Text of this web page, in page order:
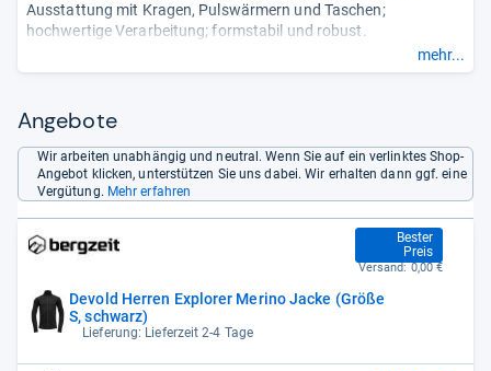
Ausstattung mit Kragen, Pulswärmern und Taschen;
hochwertige Verarbeitung; formstabil und robust.
Alternativen; begrenzte Windresistenz ohne
mehr...
Angebote
Wir arbeiten unabhängig und neutral. Wenn Sie auf ein verlinktes Shop-
Angebot klicken, unterstützen Sie uns dabei. Wir erhalten dann ggf. eine
Vergütung. Mehr erfahren
Devold Herren Explorer Merino Jacke (Größe
S, schwarz)
Lieferung: Lieferzeit 2-4 Tage
Bester
Preis
182,20 €
Versand: 0,00 €